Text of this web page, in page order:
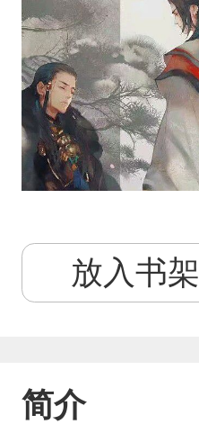
放入书架
简介